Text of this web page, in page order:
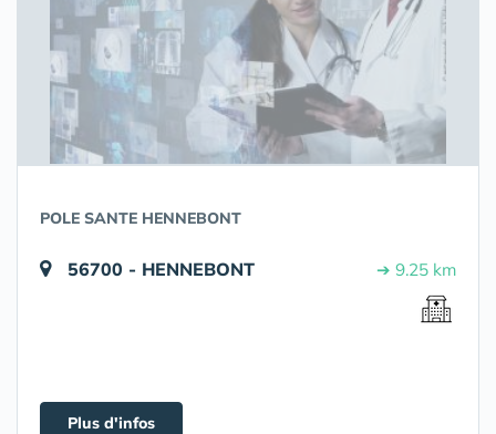
POLE SANTE HENNEBONT
56700 - HENNEBONT ➔ 9.25 km
Plus d'infos